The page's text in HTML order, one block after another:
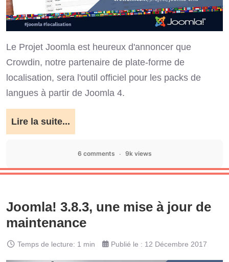
Le Projet Joomla est heureux d'annoncer que
Crowdin, notre partenaire de plate-forme de
localisation, sera l'outil officiel pour les packs de
langues à partir de Joomla 4.
Lire la suite...
6 comments 9k views
Joomla! 3.8.3, une mise à jour de
maintenance
Temps de lecture: 1 min Publié le : 12 Décembre 2017